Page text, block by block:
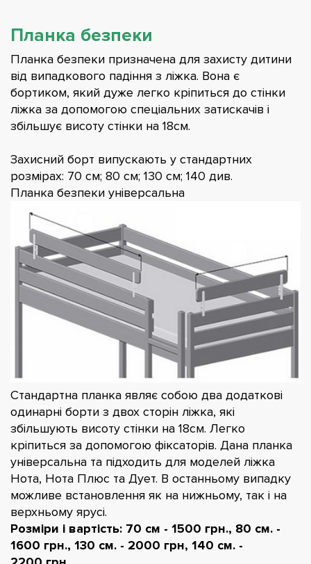
Планка безпеки
Планка безпеки призначена для захисту дитини
від випадкового падіння з ліжка. Вона є
бортиком, який дуже легко кріпиться до стінки
ліжка за допомогою спеціальних затискачів і
збільшує висоту стінки на 18см.
Захисний борт випускають у стандартних
розмірах: 70 см; 80 см; 130 см; 140 див.
Планка безпеки універсальна
Стандартна планка являє собою два додаткові
одинарні борти з двох сторін ліжка, які
збільшують висоту стінки на 18см. Легко
кріпиться за допомогою фіксаторів. Дана планка
універсальна та підходить для моделей ліжка
Нота, Нота Плюс та Дует. В останньому випадку
можливе встановлення як на нижньому, так і на
верхньому ярусі.
Розміри і вартість: 70 см - 1500 грн., 80 см. -
1600 грн., 130 см. - 2000 грн, 140 см. -